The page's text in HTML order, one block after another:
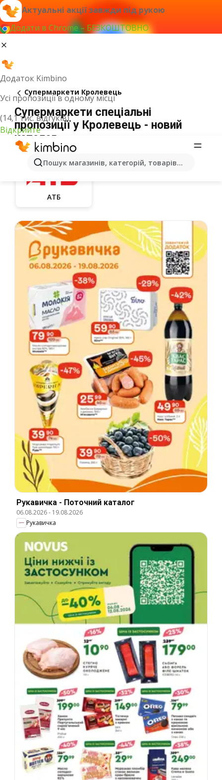
Актуальні акції завжди під рукою
Додати в Chrome – БЕЗКОШТОВНО
Додаток Kimbino
Усі пропозиції в одному місці
(14,1 тис. відгуків)
Відкрийте
Пошук магазинів, категорій, товарів...
Супермаркети Кролевець
Супермаркети спеціальні
пропозиції у Кролевець - новий
каталог
АТБ
Рукавичка - Поточний каталог
06.08.2026- 19.08.2026
Рукавичка